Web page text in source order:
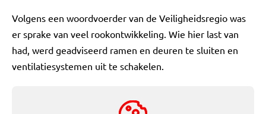
Volgens een woordvoerder van de Veiligheidsregio was
er sprake van veel rookontwikkeling. Wie hier last van
had, werd geadviseerd ramen en deuren te sluiten en
ventilatiesystemen uit te schakelen.